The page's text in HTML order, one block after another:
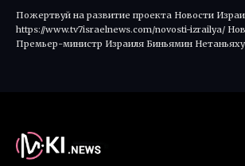
Пожертвуй на развитие проекта Новости
https://www.tv7israelnews.com/novosti-izrailya/
Премьер-министр Израиля Биньямин